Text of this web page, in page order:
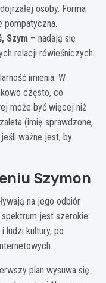
osoby. Forma
pompatyczna.
Szym – nadają się
relacji rówieśniczych.
imienia. W
często, co
może być więcej niż
(imię sprawdzone,
ważne jest, by
Szymon
na jego odbiór
spektrum jest szerokie:
ludzi kultury, po
plan wysuwa się